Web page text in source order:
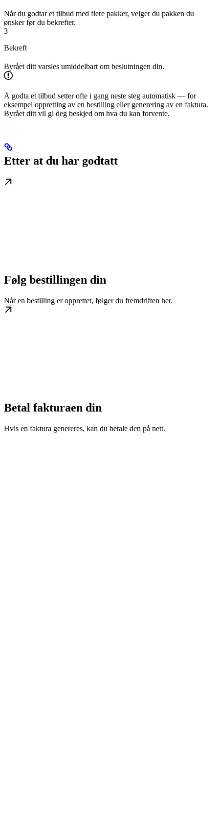
Når du godtar et tilbud med flere pakker, velger du pakken du
ønsker før du bekrefter.
3
Bekreft
Byrået ditt varsles umiddelbart om beslutningen din.
Å godta et tilbud setter ofte i gang neste steg automatisk — for
eksempel oppretting av en bestilling eller generering av en faktura.
Byrået ditt vil gi deg beskjed om hva du kan forvente.
Etter at du har godtatt
Følg bestillingen din
Når en bestilling er opprettet, følger du fremdriften her.
Betal fakturaen din
Hvis en faktura genereres, kan du betale den på nett.